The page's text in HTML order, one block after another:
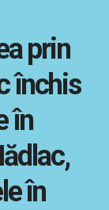
prin
închis
în
în